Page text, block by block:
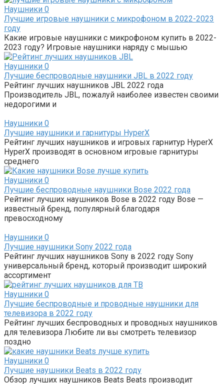
Наушники 0
Лучшие игровые наушники с микрофоном в 2022-2023
году
Какие игровые наушники с микрофоном купить в 2022-
2023 году? Игровые наушники наряду с мышью
Наушники 0
Лучшие беспроводные наушники JBL в 2022 году
Рейтинг лучших наушников JBL 2022 года
Производитель JBL, пожалуй наиболее известен своими
недорогими и
Наушники 0
Лучшие наушники и гарнитуры HyperX
Рейтинг лучших наушников и игровых гарнитур HyperX
HyperX производят в основном игровые гарнитуры
среднего
Наушники 0
Лучшие беспроводные наушники Bose 2022 года
Рейтинг лучших наушников Bose в 2022 году Bose —
известный бренд, популярный благодаря
превосходному
Наушники 0
Лучшие наушники Sony 2022 года
Рейтинг лучших наушников Sony в 2022 году Sony
универсальный бренд, который производит широкий
ассортимент
Наушники 0
Лучшие беспроводные и проводные наушники для
телевизора в 2022 году
Рейтинг лучших беспроводных и проводных наушников
для телевизора Любите ли вы смотреть телевизор
поздно
Наушники 0
Лучшие наушники Beats в 2022 году
Обзор лучших наушников Beats Beats производит